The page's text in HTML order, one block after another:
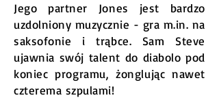
Jego partner Jones jest bardzo
uzdolniony muzycznie - gra m.in. na
saksofonie i trąbce. Sam Steve
ujawnia swój talent do diabolo pod
koniec programu, żonglując nawet
czterema szpulami!